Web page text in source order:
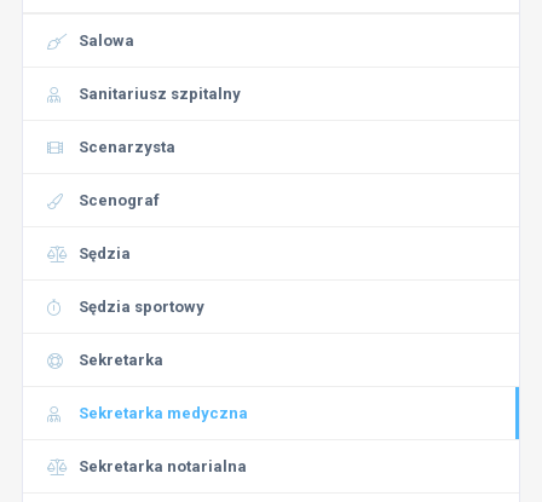
Salowa
Sanitariusz szpitalny
Scenarzysta
Scenograf
Sędzia
Sędzia sportowy
Sekretarka
Sekretarka medyczna
Sekretarka notarialna